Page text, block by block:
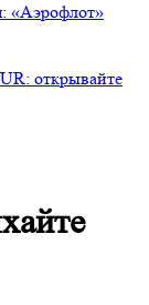
«Аэрофлот»
открывайте